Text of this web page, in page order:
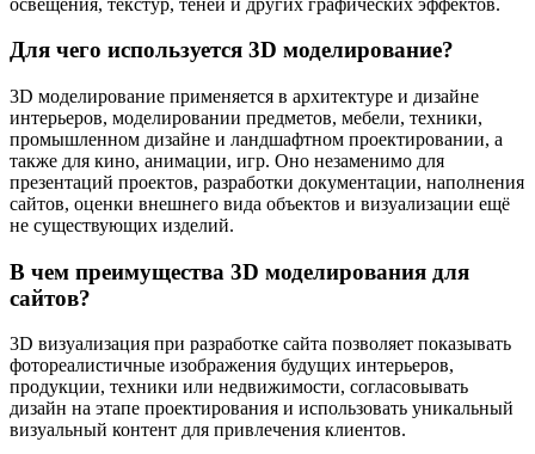
Для чего используется 3D моделирование?
3D моделирование применяется в архитектуре и дизайне
интерьеров, моделировании предметов, мебели, техники,
промышленном дизайне и ландшафтном проектировании, а
также для кино, анимации, игр. Оно незаменимо для
презентаций проектов, разработки документации, наполнения
сайтов, оценки внешнего вида объектов и визуализации ещё
не существующих изделий.
В чем преимущества 3D моделирования для
сайтов?
3D визуализация при разработке сайта позволяет показывать
фотореалистичные изображения будущих интерьеров,
продукции, техники или недвижимости, согласовывать
дизайн на этапе проектирования и использовать уникальный
визуальный контент для привлечения клиентов.